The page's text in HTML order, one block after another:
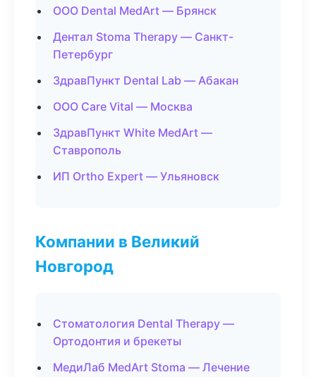
ООО Dental MedArt — Брянск
Дентал Stoma Therapy — Санкт-
Петербург
ЗдравПункт Dental Lab — Абакан
ООО Care Vital — Москва
ЗдравПункт White MedArt —
Ставрополь
ИП Ortho Expert — Ульяновск
Компании в Великий
Новгород
Стоматология Dental Therapy —
Ортодонтия и брекеты
МедиЛаб MedArt Stoma — Лечение